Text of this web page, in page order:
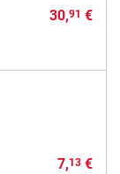
30,91 €
7,13€